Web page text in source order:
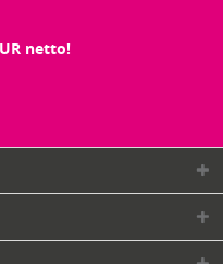
netto!